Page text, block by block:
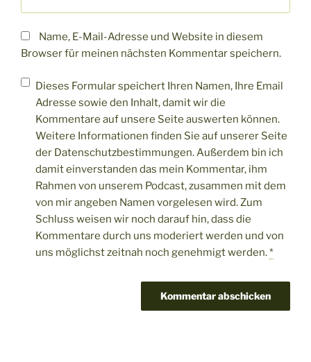
Name, E-Mail-Adresse und Website in diesem
Browser für meinen nächsten Kommentar speichern.
Dieses Formular speichert Ihren Namen, Ihre Email
Adresse sowie den Inhalt, damit wir die
Kommentare auf unsere Seite auswerten können.
Weitere Informationen finden Sie auf unserer Seite
der Datenschutzbestimmungen. Außerdem bin ich
damit einverstanden das mein Kommentar, ihm
Rahmen von unserem Podcast, zusammen mit dem
von mir angeben Namen vorgelesen wird. Zum
Schluss weisen wir noch darauf hin, dass die
Kommentare durch uns moderiert werden und von
uns möglichst zeitnah noch genehmigt werden.*